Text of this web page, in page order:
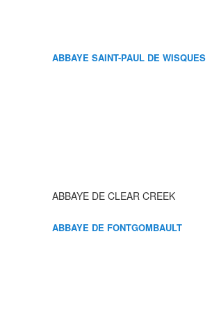
ABBAYE SAINT-PAUL DE WISQUES
ABBAYE DE CLEAR CREEK
ABBAYE DE FONTGOMBAULT